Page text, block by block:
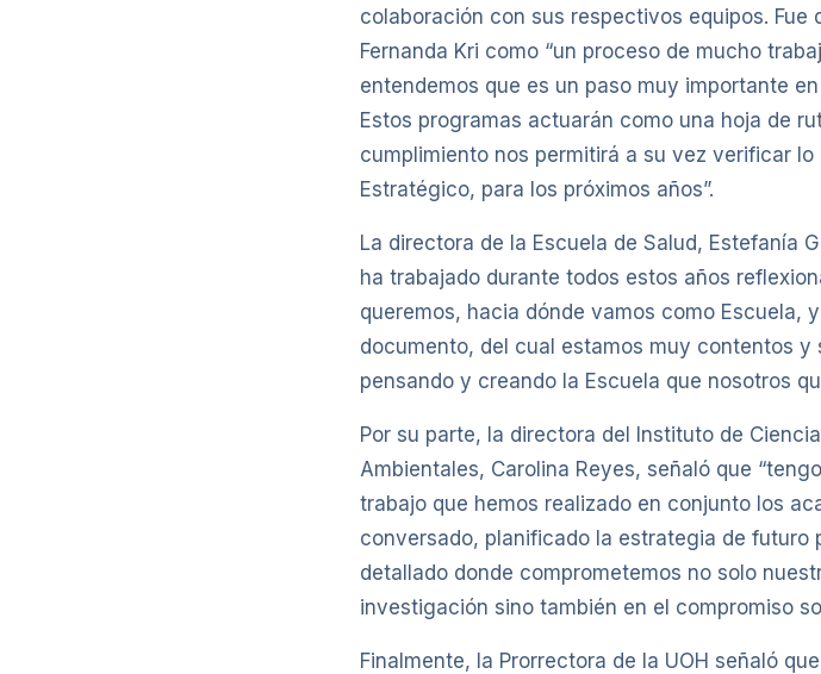
colaboración con sus respectivos equipos. Fue
Fernanda Kri como “un proceso de mucho
entendemos que es un paso muy importante
Estos programas actuarán como una hoja de
cumplimiento nos permitirá a su vez verificar
Estratégico, para los próximos años”.
La directora de la Escuela de Salud, Estefanía
ha trabajado durante todos estos años
queremos, hacia dónde vamos como Escuela,
documento, del cual estamos muy contentos
pensando y creando la Escuela que nosotros
Por su parte, la directora del Instituto de
Ambientales, Carolina Reyes, señaló que
trabajo que hemos realizado en conjunto los
conversado, planificado la estrategia de futuro
detallado donde comprometemos no solo
investigación sino también en el compromiso
Finalmente, la Prorrectora de la UOH señaló